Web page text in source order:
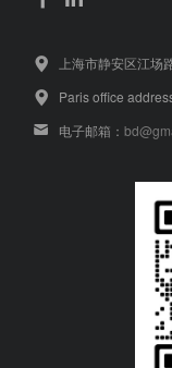
上海市静安区江
Paris office
电子邮箱：